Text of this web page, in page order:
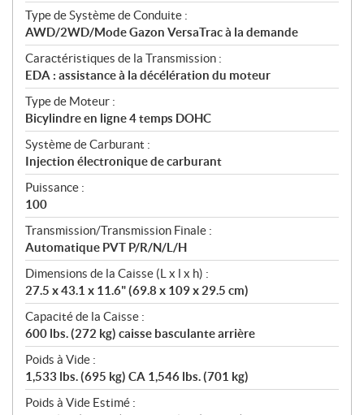
Type de Système de Conduite :
AWD/2WD/Mode Gazon VersaTrac à la demande
Caractéristiques de la Transmission :
EDA : assistance à la décélération du moteur
Type de Moteur :
Bicylindre en ligne 4 temps DOHC
Système de Carburant :
Injection électronique de carburant
Puissance :
100
Transmission/Transmission Finale :
Automatique PVT P/R/N/L/H
Dimensions de la Caisse (L x l x h) :
27.5 x 43.1 x 11.6" (69.8 x 109 x 29.5 cm)
Capacité de la Caisse :
600 lbs. (272 kg) caisse basculante arrière
Poids à Vide :
1,533 lbs. (695 kg) CA 1,546 lbs. (701 kg)
Poids à Vide Estimé :